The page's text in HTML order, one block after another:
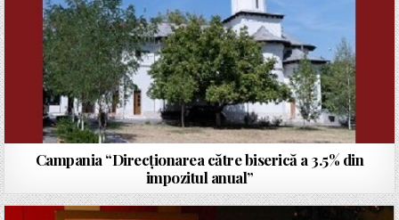
Campania “Direcționarea către biserică a 3.5% din
impozitul anual”